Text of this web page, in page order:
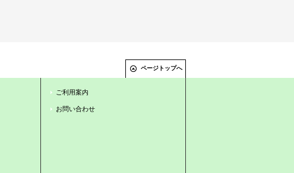
ページトップへ
ご利用案内
お問い合わせ